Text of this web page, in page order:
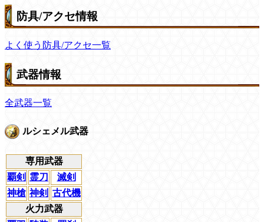
防具/アクセ情報
よく使う防具/アクセ一覧
武器情報
全武器一覧
ルシェメル武器
専用武器
覇剣 霊刀
滅剣
神槍 神剣 古代機
火力武器